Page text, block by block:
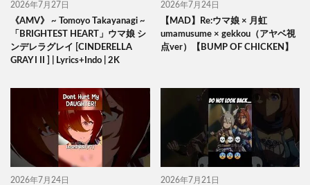
2026年7月27日
《AMV》 ~ Tomoyo Takayanagi ~
「BRIGHTEST HEART」ウマ娘 シ
ンデレラグレイ [CINDERELLA
GRAY I II ] | Lyrics+Indo | 2K
2026年7月24日
【MAD】Re:ウマ娘 × 月虹
umamusume × gekkou（アヤベ視
点ver）【BUMP OF CHICKEN】
2026年7月24日 2026年7月21日